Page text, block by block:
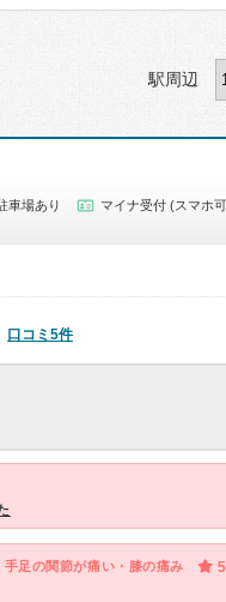
駅周辺
車場あり
マイナ受付 (スマホ
口コミ5件
足の関節が痛い・膝の痛み